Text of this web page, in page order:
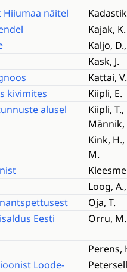
näitel
Kajak, K.
Kaljo,
Kask, J.
Kattai,
kivimites
Kiipli, E.
alusel
Kiipli,
Männik,
Kink,
M.
Loog,
Oja, T.
Eesti
Orru, M.
Perens,
Loode-